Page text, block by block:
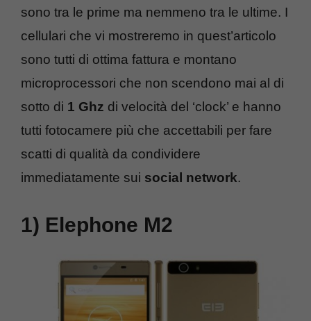
sono tra le prime ma nemmeno tra le ultime. I
cellulari che vi mostreremo in quest’articolo
sono tutti di ottima fattura e montano
microprocessori che non scendono mai al di
sotto di 1 Ghz di velocità del ‘clock’ e hanno
tutti fotocamere più che accettabili per fare
scatti di qualità da condividere
immediatamente sui social network.
1) Elephone M2